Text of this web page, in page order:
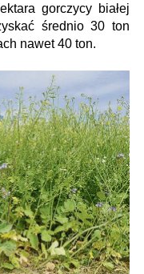
gorczycy białej
średnio 30 ton
nawet 40 ton.